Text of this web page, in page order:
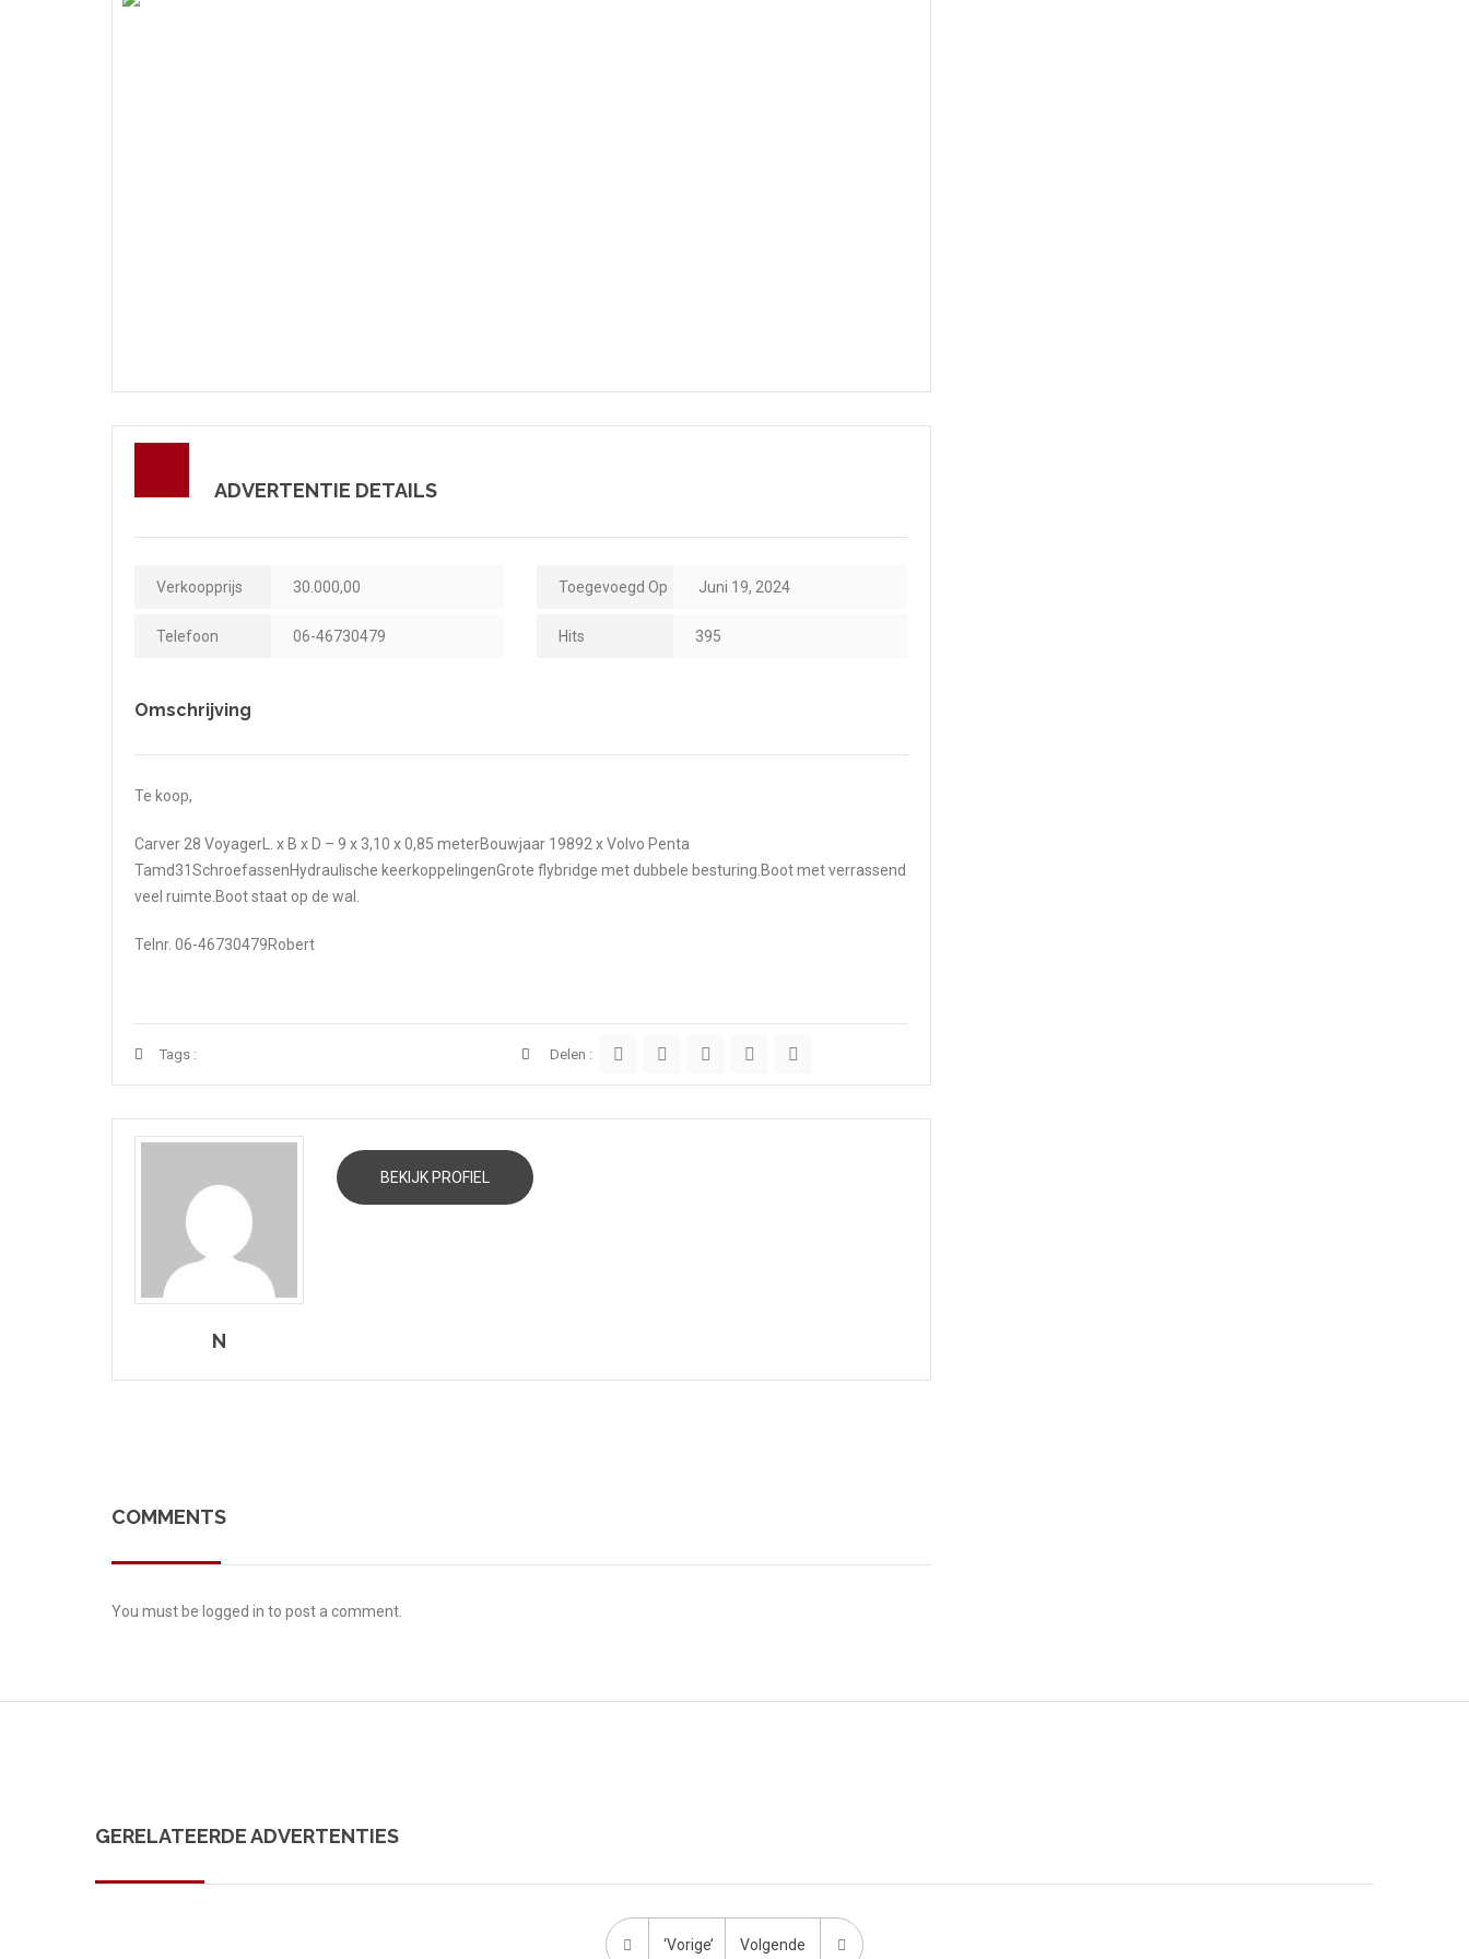
ADVERTENTIE DETAILS
Verkoopprijs 30.000,00 Toegevoegd Op Juni 19, 2024
Telefoon 06-46730479 Hits 395
Omschrijving
Te koop,
Carver 28 VoyagerL. x B x D – 9 x 3,10 x 0,85 meterBouwjaar 19892 x Volvo Penta
Tamd31SchroefassenHydraulische keerkoppelingenGrote flybridge met dubbele besturing.Boot met verrassend
veel ruimte.Boot staat op de wal.
Telnr. 06-46730479Robert
Tags : Delen :
N
BEKIJK PROFIEL
COMMENTS
You must be logged in to post a comment.
GERELATEERDE ADVERTENTIES
‘Vorige’ Volgende